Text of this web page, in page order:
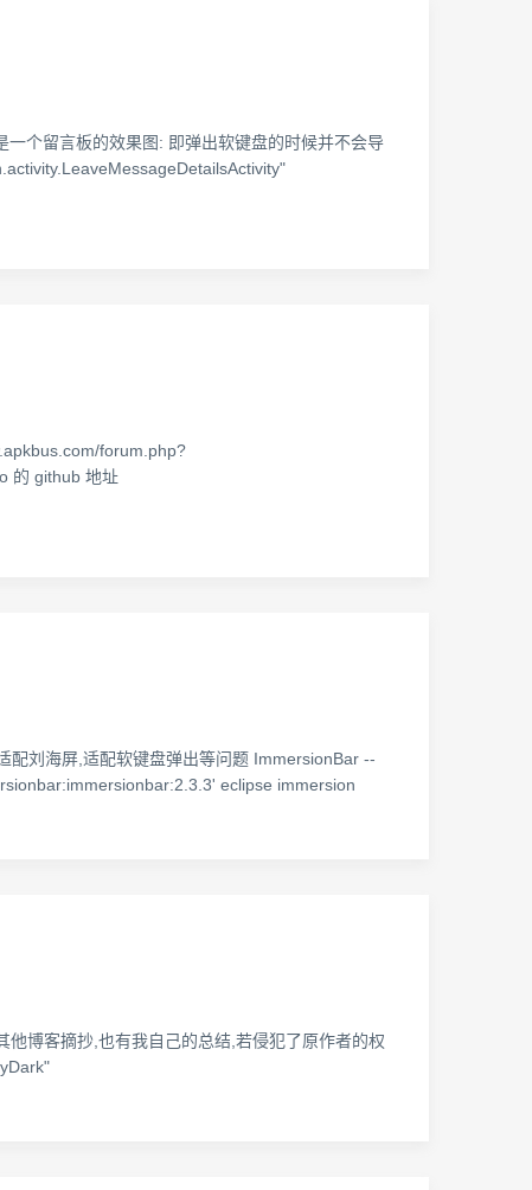
个留言板的效果图: 即弹出软键盘的时候并不会导
forum.php?
的 github 地址
刘海屏,适配软键盘弹出等问题 ImmersionBar --
eclipse immersion
博客摘抄,也有我自己的总结,若侵犯了原作者的权